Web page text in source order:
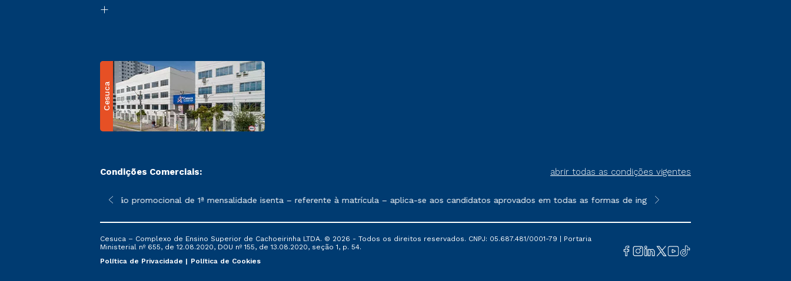
Cesuca
Condições Comerciais: abrir todas as condições vigentes
sofrer alterações nos períodos de rematrícula conforme exposto no contrato de prestação de serviços
*A condição promocional de 1ª mensalidade isenta – referente à matrícula – aplica-se aos candidatos aprovados em todas as formas de ingresso, exceto na prova on-line
**Semipresencial é um formato do
Cesuca – Complexo de Ensino Superior de Cachoeirinha LTDA. © 2026 - Todos os direitos reservados. CNPJ: 05.687.481/0001-79 | Portaria
Ministerial nº 655, de 12.08.2020, DOU nº 155, de 13.08.2020, seção 1, p. 54.
Política de Privacidade
Política de Cookies